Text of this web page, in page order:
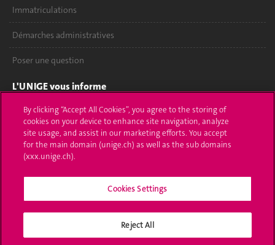
Immatriculations
Démarches administratives
Poser une question
L'UNIGE vous informe
UNIGE Mobile
Médias
Offres d'emploi
Calendrier académique
Médias sociaux UNIGE
By clicking “Accept All Cookies”, you agree to the storing of
cookies on your device to enhance site navigation, analyze
site usage, and assist in our marketing efforts. You accept
for the main domain (unige.ch) as well as the sub domains
(xxx.unige.ch).
Cookies Settings
Reject All